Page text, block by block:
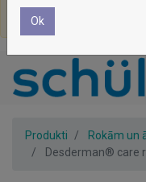
Produkti
Rokām un
Desderman® care
Ok